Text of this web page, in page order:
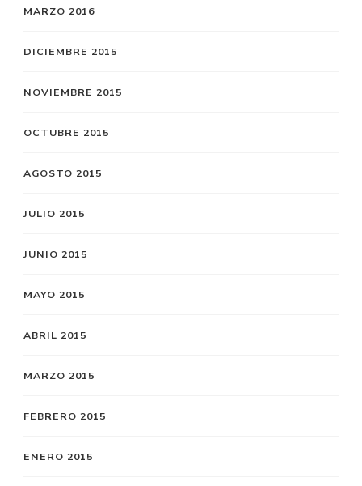
MARZO 2016
DICIEMBRE 2015
NOVIEMBRE 2015
OCTUBRE 2015
AGOSTO 2015
JULIO 2015
JUNIO 2015
MAYO 2015
ABRIL 2015
MARZO 2015
FEBRERO 2015
ENERO 2015